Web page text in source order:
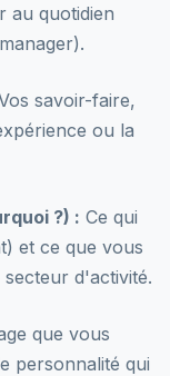
au quotidien
savoir-faire,
ou la
?) : Ce qui
et ce que vous
d'activité.
que vous
personnalité qui